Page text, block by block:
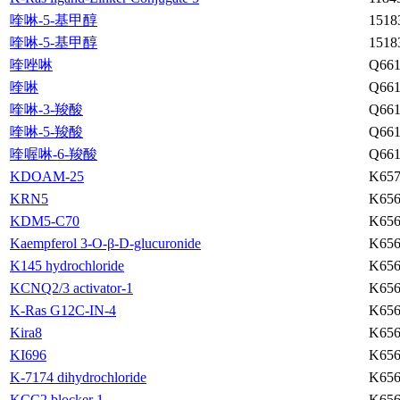
喹啉-5-基甲醇
喹啉-5-基甲醇
喹唑啉
喹啉
喹啉-3-羧酸
喹啉-5-羧酸
喹喔啉-6-羧酸
KDOAM-25
KRN5
KDM5-C70
Kaempferol 3-O-β-D-glucuronide
K145 hydrochloride
KCNQ2/3 activator-1
K-Ras G12C-IN-4
Kira8
KI696
K-7174 dihydrochloride